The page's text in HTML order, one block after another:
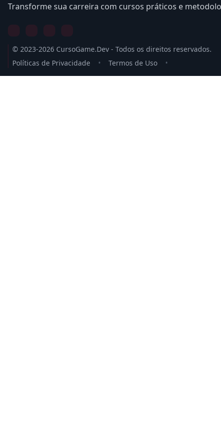
Transforme sua carreira com cursos práticos e
© 2023-2026 CursoGame.Dev - Todos os direitos reservados.
Políticas de Privacidade
• Termos de Uso •